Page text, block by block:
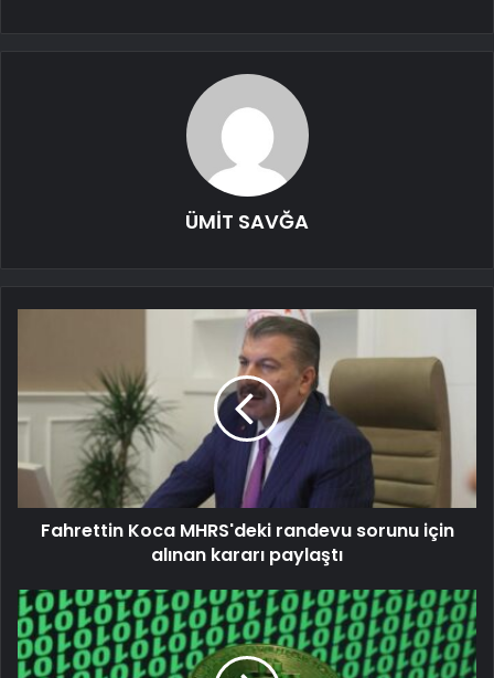
ÜMİT SAVĞA
Fahrettin Koca MHRS'deki randevu sorunu için
alınan kararı paylaştı